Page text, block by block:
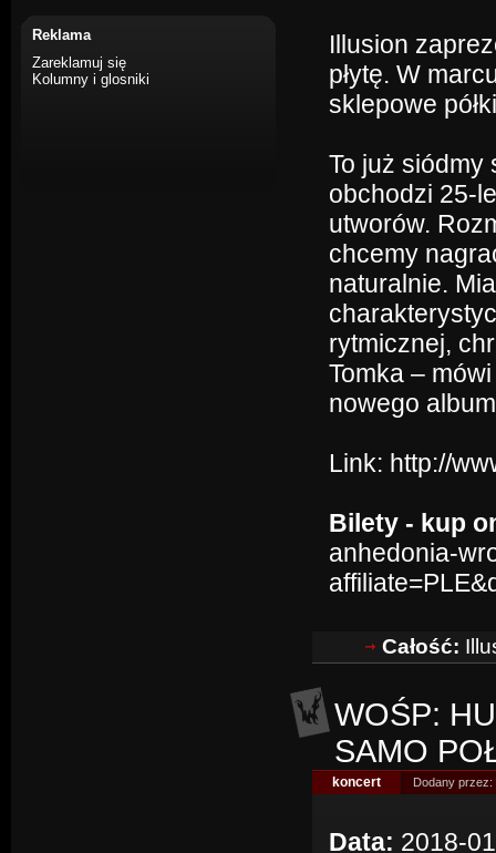
Reklama
Zareklamuj się
Kolumny i glosniki
Illusion
płytę. W
sklepowe
To już siódmy
obchodzi 25-
utworów.
chcemy
naturalnie.
rytmicznej,
Tomka –
nowego
Link: http://
Bilety - kup
anhedonia-
Całość:
WOŚP:
SAMO
koncert Dodany przez:
Data: 2018-